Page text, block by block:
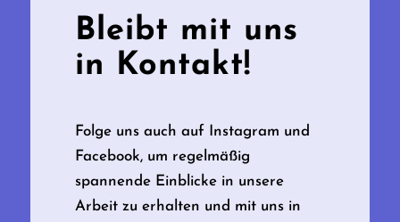
Bleibt mit uns
in Kontakt!
Folge uns auch auf Instagram und
Facebook, um regelmäßig
spannende Einblicke in unsere
Arbeit zu erhalten und mit uns in